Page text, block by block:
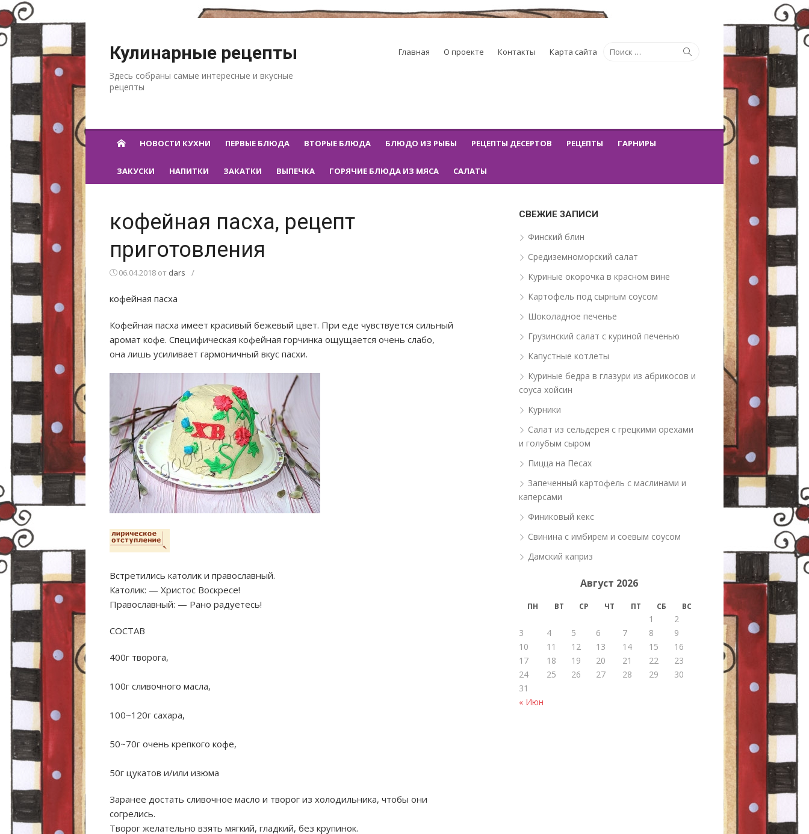
Кулинарные рецепты
Здесь собраны самые интересные и вкусные
рецепты
Искать:
Главная О проекте Контакты Карта сайта
НОВОСТИ КУХНИ ПЕРВЫЕ БЛЮДА ВТОРЫЕ БЛЮДА БЛЮДО ИЗ РЫБЫ РЕЦЕПТЫ ДЕСЕРТОВ РЕЦЕПТЫ ГАРНИРЫ
ЗАКУСКИ НАПИТКИ ЗАКАТКИ ВЫПЕЧКА ГОРЯЧИЕ БЛЮДА ИЗ МЯСА САЛАТЫ
кофейная пасха, рецепт
приготовления
06.04.2018 от dars /
кофейная пасха
Кофейная пасха имеет красивый бежевый цвет. При еде чувствуется сильный
аромат кофе. Специфическая кофейная горчинка ощущается очень слабо,
она лишь усиливает гармоничный вкус пасхи.
Встретились католик и православный.
Католик: — Христос Воскресе!
Православный: — Рано радуетесь!
СОСТАВ
400г творога,
100г сливочного масла,
100~120г сахара,
50~70г очень крепкого кофе,
50г цукатов и/или изюма
Заранее достать сливочное масло и творог из холодильника, чтобы они
согрелись.
Творог желательно взять мягкий, гладкий, без крупинок.
СВЕЖИЕ ЗАПИСИ
Финский блин
Средиземноморский салат
Куриные окорочка в красном вине
Картофель под сырным соусом
Шоколадное печенье
Грузинский салат с куриной печенью
Капустные котлеты
Куриные бедра в глазури из абрикосов и
соуса хойсин
Курники
Салат из сельдерея с грецкими орехами
и голубым сыром
Пицца на Песах
Запеченный картофель с маслинами и
каперсами
Финиковый кекс
Свинина с имбирем и соевым соусом
Дамский каприз
Август 2026
ПН ВТ СР ЧТ ПТ СБ ВС
« Июн
1
2
3
4 5 6 7 8
9
10
11 12 13 14 15
16
17
18 19 20 21 22
23
24
25 26 27 28 29
30
31